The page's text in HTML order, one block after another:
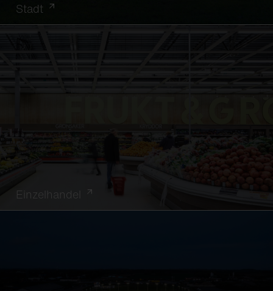
Stadt
Einzelhandel